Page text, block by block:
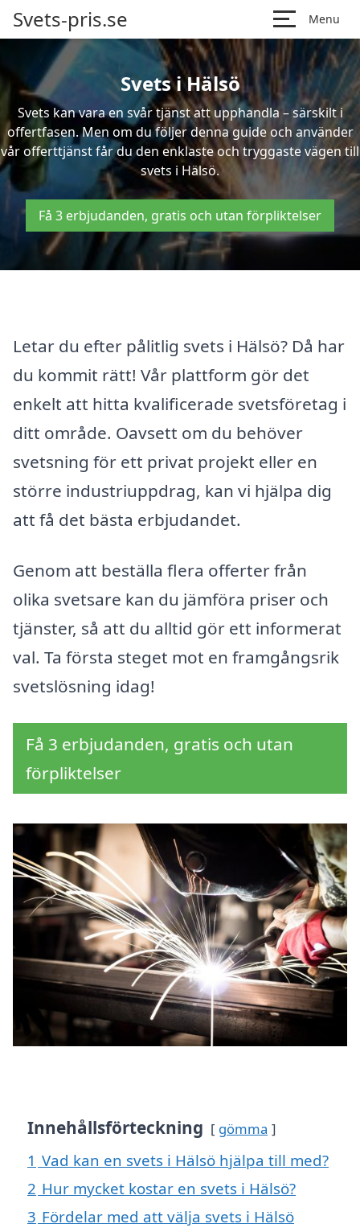
Svets-pris.se Menu
Svets i Hälsö
Svets kan vara en svår tjänst att upphandla – särskilt i
offertfasen. Men om du följer denna guide och använder
vår offerttjänst får du den enklaste och tryggaste vägen till
svets i Hälsö.
Få 3 erbjudanden, gratis och utan förpliktelser
Letar du efter pålitlig svets i Hälsö? Då har
du kommit rätt! Vår plattform gör det
enkelt att hitta kvalificerade svetsföretag i
ditt område. Oavsett om du behöver
svetsning för ett privat projekt eller en
större industriuppdrag, kan vi hjälpa dig
att få det bästa erbjudandet.
Genom att beställa flera offerter från
olika svetsare kan du jämföra priser och
tjänster, så att du alltid gör ett informerat
val. Ta första steget mot en framgångsrik
svetslösning idag!
Få 3 erbjudanden, gratis och utan
förpliktelser
Innehållsförteckning gömma
1 Vad kan en svets i Hälsö hjälpa till med?
2 Hur mycket kostar en svets i Hälsö?
3 Fördelar med att välja svets i Hälsö